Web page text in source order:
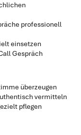
professionell
einsetzen
Gespräch
überzeugen
vermitteln
pflegen